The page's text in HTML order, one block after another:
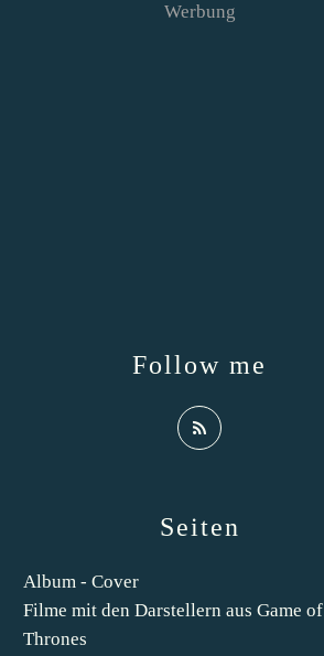
Seiten
Album - Cover
Filme mit den Darstellern aus Game of
Thrones
Follow me
Werbung